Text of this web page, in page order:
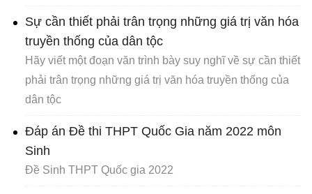
Sự cần thiết phải trân trọng những giá trị văn hóa
truyền thống của dân tộc
Hãy viết một đoạn văn trình bày suy nghĩ về sự cần thiết
phải trân trọng những giá trị văn hóa truyền thống của
dân tộc
Đáp án Đề thi THPT Quốc Gia năm 2022 môn
Sinh
Đề Sinh THPT Quốc gia 2022